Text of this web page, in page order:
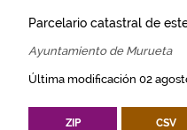
Parcelario catastral de
Ayuntamiento de Murueta
Última modificación 02
ZIP CSV